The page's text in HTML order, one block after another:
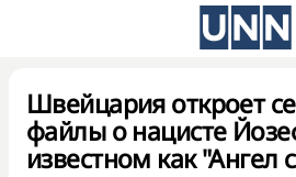
Швейцария откроет
файлы о нацисте
известном как "Ангел